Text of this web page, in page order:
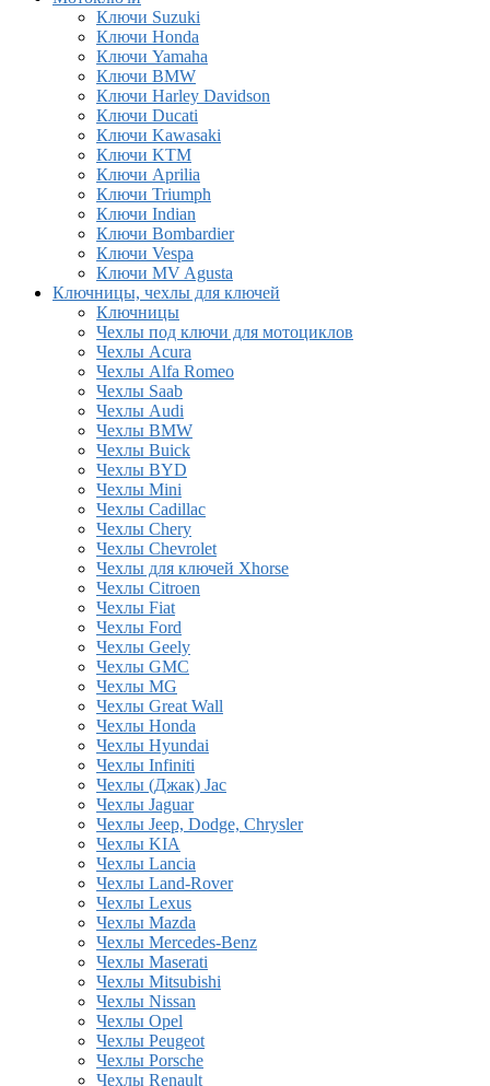
Ключи Suzuki
Ключи Honda
Ключи Yamaha
Ключи BMW
Ключи Harley Davidson
Ключи Ducati
Ключи Kawasaki
Ключи KTM
Ключи Aprilia
Ключи Triumph
Ключи Indian
Ключи Bombardier
Ключи Vespa
Ключи MV Agusta
Ключницы, чехлы для ключей
Ключницы
Чехлы под ключи для мотоциклов
Чехлы Acura
Чехлы Alfa Romeo
Чехлы Saab
Чехлы Audi
Чехлы BMW
Чехлы Buick
Чехлы BYD
Чехлы Mini
Чехлы Cadillac
Чехлы Chery
Чехлы Chevrolet
Чехлы для ключей Xhorse
Чехлы Citroen
Чехлы Fiat
Чехлы Ford
Чехлы Geely
Чехлы GMC
Чехлы MG
Чехлы Great Wall
Чехлы Honda
Чехлы Hyundai
Чехлы Infiniti
Чехлы (Джак) Jac
Чехлы Jaguar
Чехлы Jeep, Dodge, Chrysler
Чехлы KIA
Чехлы Lancia
Чехлы Land-Rover
Чехлы Lexus
Чехлы Mazda
Чехлы Mercedes-Benz
Чехлы Maserati
Чехлы Mitsubishi
Чехлы Nissan
Чехлы Opel
Чехлы Peugeot
Чехлы Porsche
Чехлы Renault